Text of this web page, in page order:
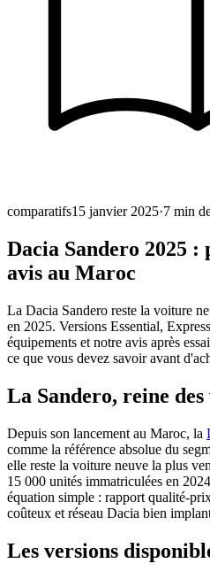
comparatifs15 janvier 2025·7 min
Dacia Sandero 2025 :
avis au Maroc
La Dacia Sandero reste la voiture
en 2025. Versions Essential,
équipements et notre avis après
ce que vous devez savoir avant
La Sandero, reine
Depuis son lancement au Maroc, la
comme la référence absolue du
elle reste la voiture neuve la plus
15 000 unités immatriculées en
équation simple : rapport qualité-
coûteux et réseau Dacia bien
Les versions